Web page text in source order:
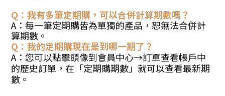
Q：我有多筆定期購，可以合併計算期數嗎？
A：每一筆定期購皆為單獨的產品，恕無法合併計
算期數。
Q：我的定期購現在是到哪一期了？
A：您可以點擊頭像到會員中心→訂單查看帳戶中
的歷史訂單，在「定期購期數」就可以查看最新期
數。